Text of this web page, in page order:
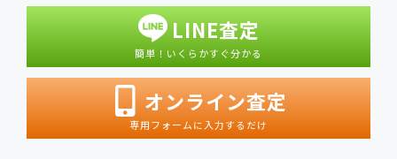
LINE査定
簡単！いくらかすぐ分かる
オンライン査定
専用フォームに入力するだけ